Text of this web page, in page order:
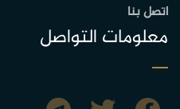
اتصل بنا
معلومات التواصل